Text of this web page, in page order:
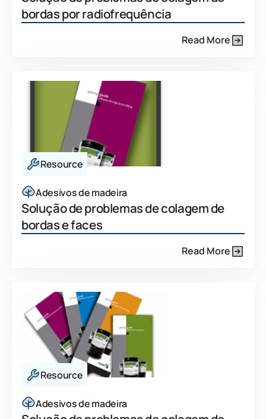
bordas por radiofrequência
Read More
Resource
Adesivos de madeira
Solução de problemas de colagem de
bordas e faces
Read More
Resource
Adesivos de madeira